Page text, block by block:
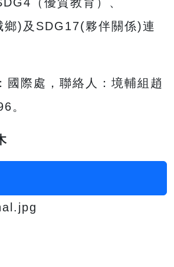
鄉)及SDG17(夥伴關係)連
國際處，聯絡人：境輔組趙
。